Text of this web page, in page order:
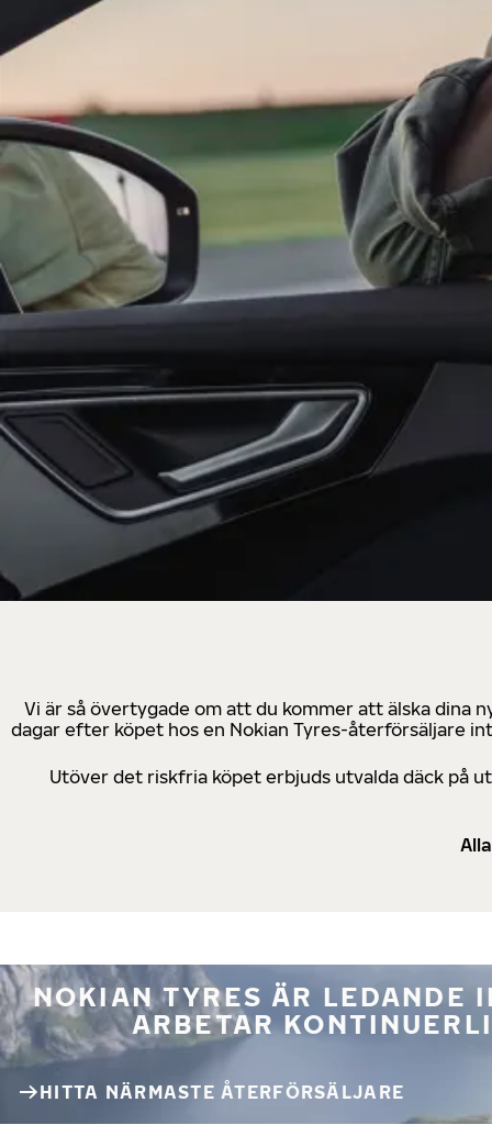
Vi är så övertygade om att du kommer att älska dina
dagar efter köpet hos en Nokian Tyres-återförsäljare
Utöver det riskfria köpet erbjuds utvalda däck på
NOKIAN TYRES ÄR LEDANDE
ARBETAR
HITTA NÄRMASTE ÅTERFÖRSÄLJARE